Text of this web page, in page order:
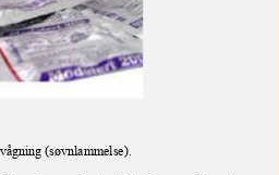
(søvnlammelse).